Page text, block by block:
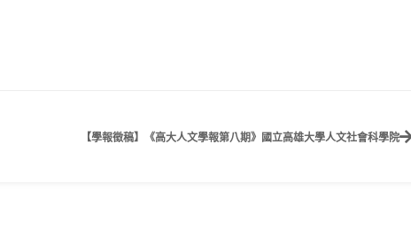
【學報徵稿】《高大人文學報第八期》國立高雄大學人文社會科學院